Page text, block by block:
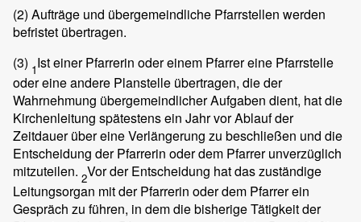
(2) Aufträge und übergemeindliche Pfarrstellen werden
befristet übertragen.
(3) 1Ist einer Pfarrerin oder einem Pfarrer eine Pfarrstelle
oder eine andere Planstelle übertragen, die der
Wahrnehmung übergemeindlicher Aufgaben dient, hat die
Kirchenleitung spätestens ein Jahr vor Ablauf der
Zeitdauer über eine Verlängerung zu beschließen und die
Entscheidung der Pfarrerin oder dem Pfarrer unverzüglich
mitzuteilen. 2Vor der Entscheidung hat das zuständige
Leitungsorgan mit der Pfarrerin oder dem Pfarrer ein
Gespräch zu führen, in dem die bisherige Tätigkeit der